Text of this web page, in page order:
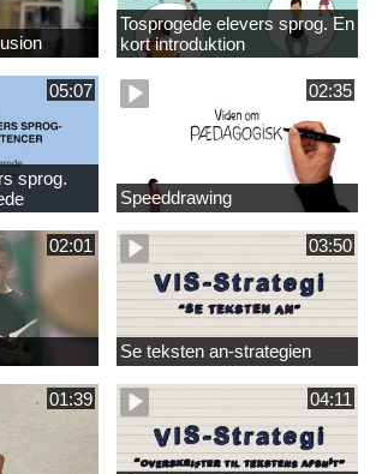
Tosprogede elevers sprog. En
kort introduktion
05:07
sprog.
02:35
Speeddrawing
02:01 03:50
Se teksten an-strategien
01:39 04:11